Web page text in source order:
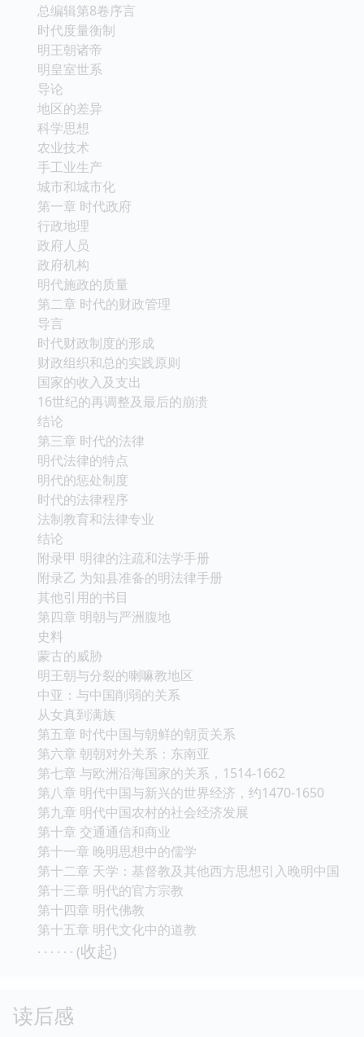
总编辑第8卷序言
时代度量衡制
明王朝诸帝
明皇室世系
导论
地区的差异
科学思想
农业技术
手工业生产
城市和城市化
第一章 时代政府
行政地理
政府人员
政府机构
明代施政的质量
第二章 时代的财政管理
导言
时代财政制度的形成
财政组织和总的实践原则
国家的收入及支出
16世纪的再调整及最后的崩溃
结论
第三章 时代的法律
明代法律的特点
明代的惩处制度
时代的法律程序
法制教育和法律专业
结论
附录甲 明律的注疏和法学手册
附录乙 为知县准备的明法律手册
其他引用的书目
第四章 明朝与严洲腹地
史料
蒙古的威胁
明王朝与分裂的喇嘛教地区
中亚：与中国削弱的关系
从女真到满族
第五章 时代中国与朝鲜的朝贡关系
第六章 朝朝对外关系：东南亚
第七章 与欧洲沿海国家的关系，1514-1662
第八章 明代中国与新兴的世界经济，约1470-1650
第九章 明代中国农村的社会经济发展
第十章 交通通信和商业
第十一章 晚明思想中的儒学
第十二章 天学：基督教及其他西方思想引入晚明中国
第十三章 明代的官方宗教
第十四章 明代佛教
第十五章 明代文化中的道教
· · · · · · (收起)
读后感